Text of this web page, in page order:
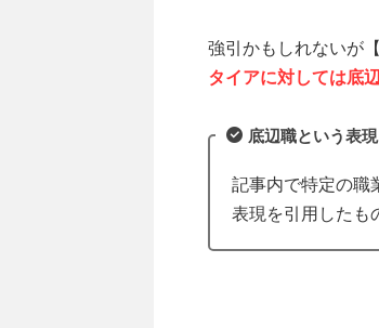
強引かもしれないが
タイアに対しては底
底辺職という表現
記事内で特定の職
表現を引用したも